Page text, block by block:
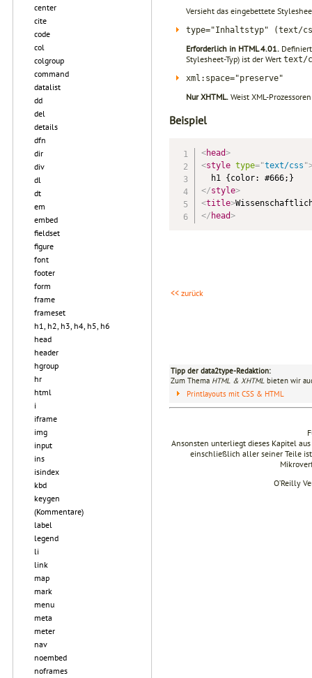
center
cite
code
col
colgroup
command
datalist
dd
del
details
dfn
dir
div
dl
dt
em
embed
fieldset
figure
font
footer
form
frame
frameset
h1, h2, h3, h4, h5, h6
head
header
hgroup
hr
html
i
iframe
img
input
ins
isindex
kbd
keygen
(Kommentare)
label
legend
li
link
map
mark
menu
meta
meter
nav
noembed
noframes
Versieht das eingebettete
type="Inhaltstyp" (text/
Erforderlich in HTML 4.01.
Stylesheet-Typ) ist der Wert text/
xml:space="preserve"
Nur XHTML. Weist XML-
Beispiel
<head>
<style type="text/css "
</style>
<title>
</ head>
<< zurück
Tipp der data2type-Redaktion:
Zum Thema HTML & XHTML bieten wir
Printlayouts mit CSS & HTML
Ansonsten unterliegt dieses Kapitel
einschließlich aller seiner Teile
O’Reilly